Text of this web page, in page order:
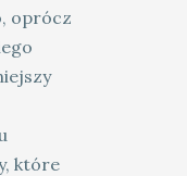
oprócz
które